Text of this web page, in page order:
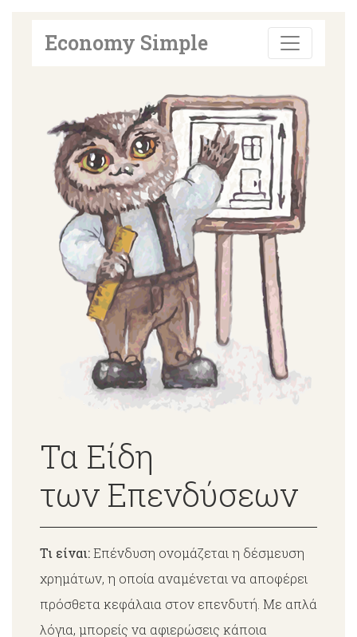
Economy Simple
Τα Είδη
των Επενδύσεων
Τι είναι:Επένδυση ονομάζεται η δέσμευση
χρημάτων, η οποία αναμένεται να αποφέρει
πρόσθετα κεφάλαια στον επενδυτή. Με απλά
λόγια, μπορείς να αφιερώσεις κάποια